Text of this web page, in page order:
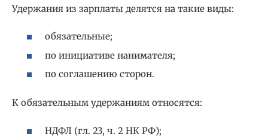
Удержания из зарплаты делятся на такие виды:
обязательные;
по инициативе нанимателя;
по соглашению сторон.
К обязательным удержаниям относятся:
НДФЛ (гл. 23, ч. 2 НК РФ);